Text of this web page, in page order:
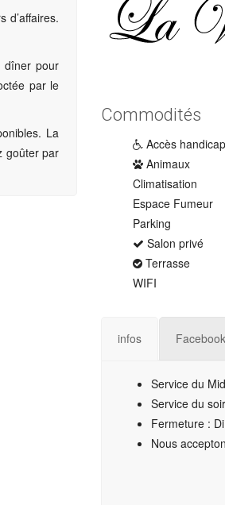
d’affaires.
dîner pour
par le
La
goûter par
Commodités
Accès
Animaux
Climatisation
Espace Fumeur
Parking
Salon privé
Terrasse
WIFI
infos Facebook
Service du
Service du
Fermeture :
Nous